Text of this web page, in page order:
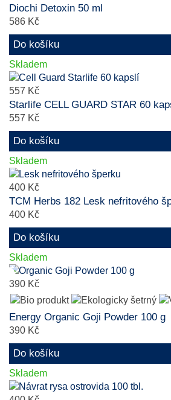
Diochi Detoxin 50 ml
586 Kč
Do košíku
Skladem
557 Kč
Starlife CELL GUARD STAR 60
557 Kč
Do košíku
Skladem
400 Kč
TCM Herbs 182 Lesk nefritového
400 Kč
Do košíku
Skladem
390 Kč
Energy Organic Goji Powder 100 g
390 Kč
Do košíku
Skladem